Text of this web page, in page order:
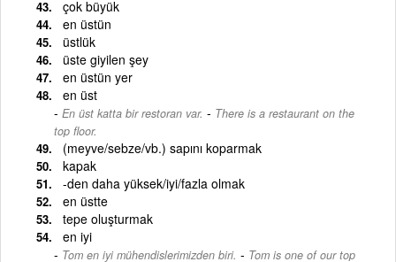
çok büyük
en üstün
üstlük
üste giyilen şey
en üstün yer
en üst
En üst katta bir restoran var. - There is a restaurant on the
top floor.
(meyve/sebze/vb.) sapını koparmak
kapak
-den daha yüksek/iyi/fazla olmak
en üstte
tepe oluşturmak
en iyi
Tom en iyi mühendislerimizden biri. - Tom is one of our top